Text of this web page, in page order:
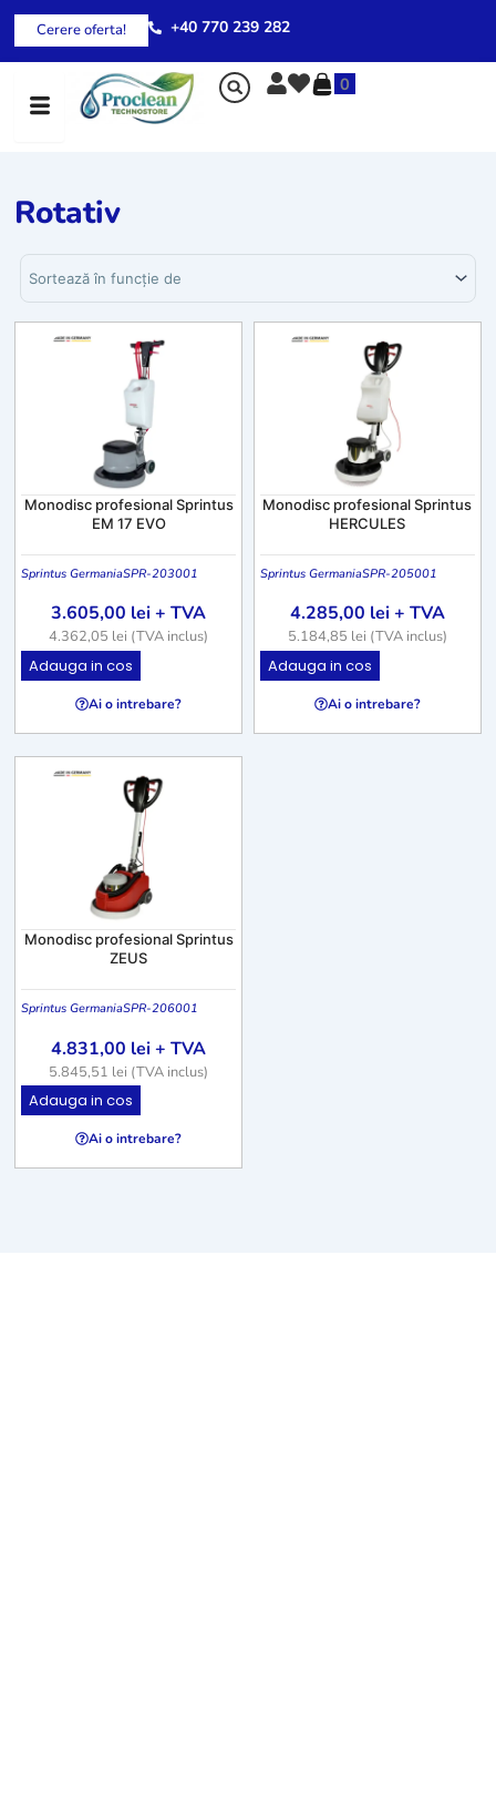
Skip
content
Cerere oferta! +40 770 239 282
0
Rotativ
Sortează produsele
Monodisc profesional Sprintus
EM 17 EVO
Sprintus GermaniaSPR-203001
3.605,00 lei+ TVA
4.362,05 lei (TVA inclus)
Adauga in cos
Ai o intrebare?
Monodisc profesional Sprintus
HERCULES
Sprintus GermaniaSPR-205001
4.285,00 lei+ TVA
5.184,85 lei (TVA inclus)
Adauga in cos
Ai o intrebare?
Monodisc profesional Sprintus
ZEUS
Sprintus GermaniaSPR-206001
4.831,00 lei+ TVA
5.845,51 lei (TVA inclus)
Adauga in cos
Ai o intrebare?